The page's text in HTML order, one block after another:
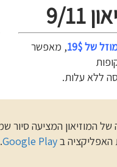
11
של 19$
, מאפשר
האפליקציה בGoogle Play
.